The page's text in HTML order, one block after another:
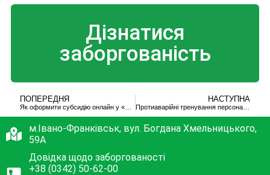
Дізнатися
заборгованість
ПОПЕРЕДНЯ НАСТУПНА
Протиаварійні тренування персоналу котелень
м.Івано-Франківськ, вул. Богдана Хмельницького,
59А
Довідка щодо заборгованості
+38 (0342) 50-62-00